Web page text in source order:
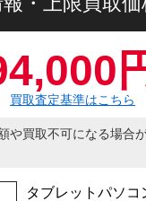
買取査定基準はこちら
買取不可になる場合
タブレットパソコ